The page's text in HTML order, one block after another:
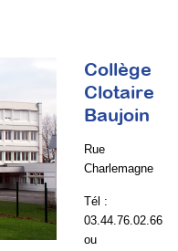
Collège
Clotaire
Baujoin
Rue
Charlemagne
Tél :
03.44.76.02.66
ou